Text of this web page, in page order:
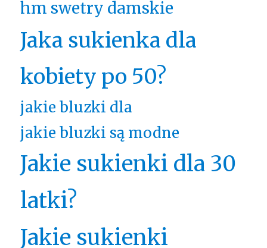
hm swetry damskie
Jaka sukienka dla
kobiety po 50?
jakie bluzki dla
jakie bluzki są modne
Jakie sukienki dla 30
latki?
Jakie sukienki